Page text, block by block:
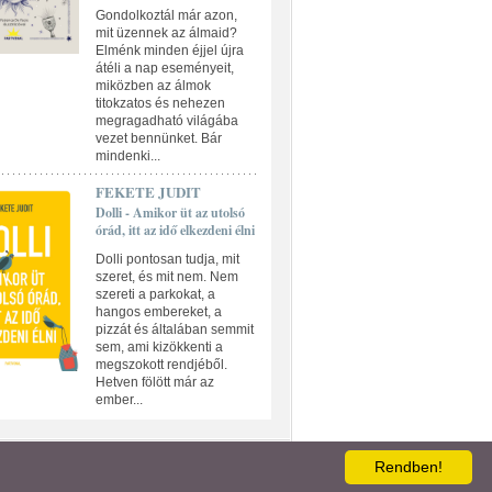
Gondolkoztál már azon,
mit üzennek az álmaid?
Elménk minden éjjel újra
átéli a nap eseményeit,
miközben az álmok
titokzatos és nehezen
megragadható világába
vezet bennünket. Bár
mindenki...
FEKETE JUDIT
Dolli - Amikor üt az utolsó
órád, itt az idő elkezdeni élni
Dolli pontosan tudja, mit
szeret, és mit nem. Nem
szereti a parkokat, a
hangos embereket, a
pizzát és általában semmit
sem, ami kizökkenti a
megszokott rendjéből.
Hetven fölött már az
ember...
Rendben!